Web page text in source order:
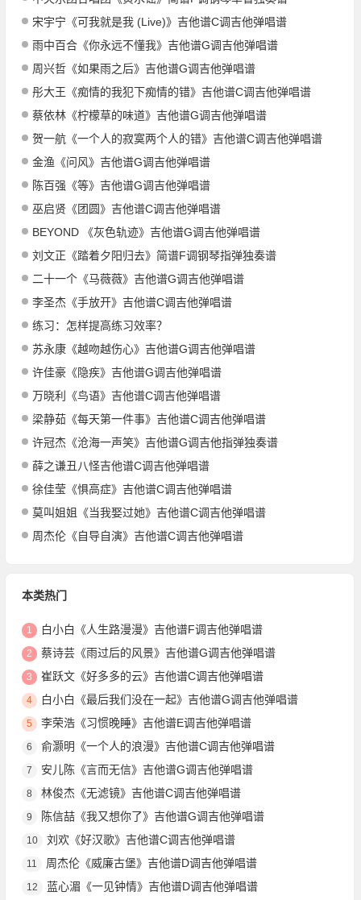
宋宇宁《可我就是我 (Live)》吉他谱C调吉他弹唱谱
雨中百合《你永远不懂我》吉他谱G调吉他弹唱谱
周兴哲《如果雨之后》吉他谱G调吉他弹唱谱
彤大王《痴情的我犯下痴情的错》吉他谱C调吉他弹唱谱
蔡依林《柠檬草的味道》吉他谱G调吉他弹唱谱
贺一航《一个人的寂寞两个人的错》吉他谱C调吉他弹唱谱
金渔《问风》吉他谱G调吉他弹唱谱
陈百强《等》吉他谱G调吉他弹唱谱
巫启贤《团圆》吉他谱C调吉他弹唱谱
BEYOND 《灰色轨迹》吉他谱G调吉他弹唱谱
刘文正《踏着夕阳归去》简谱F调钢琴指弹独奏谱
二十一个《马薇薇》吉他谱G调吉他弹唱谱
李圣杰《手放开》吉他谱C调吉他弹唱谱
练习：怎样提高练习效率？
苏永康《越吻越伤心》吉他谱G调吉他弹唱谱
许佳豪《隐疾》吉他谱G调吉他弹唱谱
万晓利《鸟语》吉他谱C调吉他弹唱谱
梁静茹《每天第一件事》吉他谱C调吉他弹唱谱
许冠杰《沧海一声笑》吉他谱G调吉他指弹独奏谱
薛之谦丑八怪吉他谱C调吉他弹唱谱
徐佳莹《惧高症》吉他谱C调吉他弹唱谱
莫叫姐姐《当我娶过她》吉他谱C调吉他弹唱谱
周杰伦《自导自演》吉他谱C调吉他弹唱谱
本类热门
1 白小白《人生路漫漫》吉他谱F调吉他弹唱谱
2 蔡诗芸《雨过后的风景》吉他谱G调吉他弹唱谱
3 崔跃文《好多多的云》吉他谱C调吉他弹唱谱
4 白小白《最后我们没在一起》吉他谱G调吉他弹唱谱
5 李荣浩《习惯晚睡》吉他谱E调吉他弹唱谱
6 俞灏明《一个人的浪漫》吉他谱C调吉他弹唱谱
7 安儿陈《言而无信》吉他谱G调吉他弹唱谱
8 林俊杰《无滤镜》吉他谱C调吉他弹唱谱
9 陈信喆《我又想你了》吉他谱G调吉他弹唱谱
10 刘欢《好汉歌》吉他谱C调吉他弹唱谱
11 周杰伦《威廉古堡》吉他谱D调吉他弹唱谱
12 蓝心湄《一见钟情》吉他谱D调吉他弹唱谱